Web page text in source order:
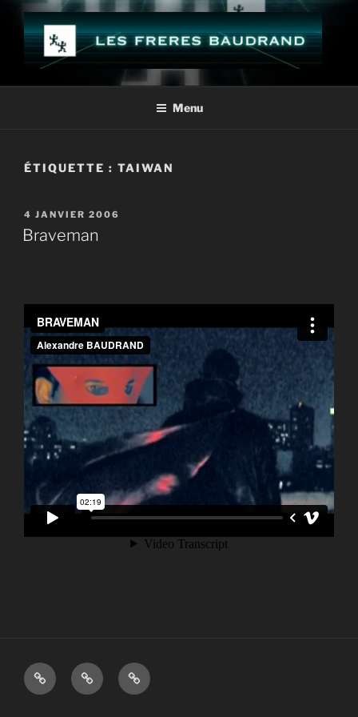
Aller
contenu
principal
LES FRÈRES BAUDRAND
Menu
ÉTIQUETTE : TAIWAN
PUBLIÉ
LE
4 JANVIER 2006
Braveman
Vlog Vidéos Contact